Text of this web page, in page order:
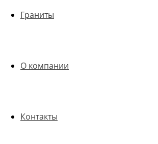
Граниты
О компании
Контакты